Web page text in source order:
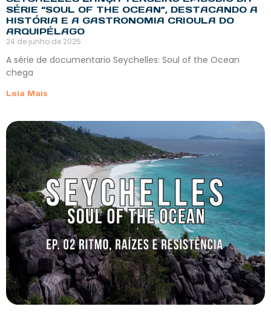
SÉRIE “SOUL OF THE OCEAN”, DESTACANDO A
HISTÓRIA E A GASTRONOMIA CRIOULA DO
ARQUIPÉLAGO
24 de junho de 2025
A série de documentario Seychelles: Soul of the Ocean
chega
Leia Mais